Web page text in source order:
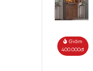
Giảm
400.000đ